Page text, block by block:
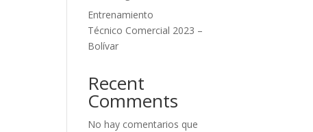
Entrenamiento
Técnico Comercial 2023 –
Bolívar
Recent
Comments
No hay comentarios que